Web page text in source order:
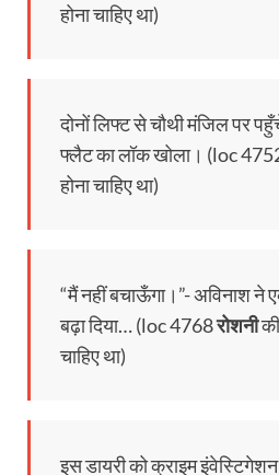
होना चाहिए था)
दोनों लिफ्ट से चौथी मंजिल पर
फ्लैट का लॉक खोला। (loc
होना चाहिए था)
“मैं नहीं बचाऊँगा।”- अविनाश ने
बढ़ा दिया… (loc 4768रोशनी
चाहिए था)
इस डायरी को क्राइम